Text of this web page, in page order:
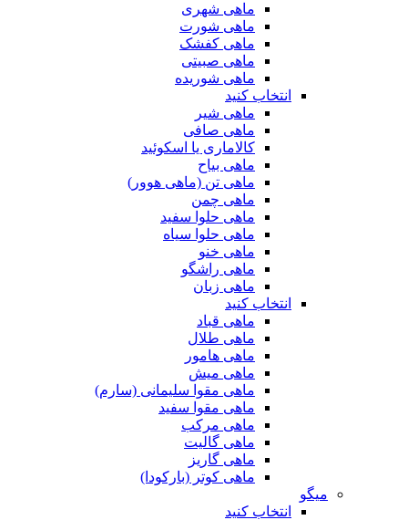
ماهی شهری
ماهی شورت
ماهی کفشک
ماهی صبیتی
ماهی شوریده
انتخاب کنید
ماهی شیر
ماهی صافی
کالاماری یا اسکوئید
ماهی بیاح
ماهی تن (ماهی هوور)
ماهی چمن
ماهی حلوا سفید
ماهی حلوا سیاه
ماهی خنو
ماهی راشگو
ماهی زبان
انتخاب کنید
ماهی قباد
ماهی طلال
ماهی هامور
ماهی میش
ماهی مقوا سلیمانی (سارم)
ماهی مقوا سفید
ماهی مرکب
ماهی گالیت
ماهی گاریز
ماهی کوتر (بارکودا)
میگو
انتخاب کنید